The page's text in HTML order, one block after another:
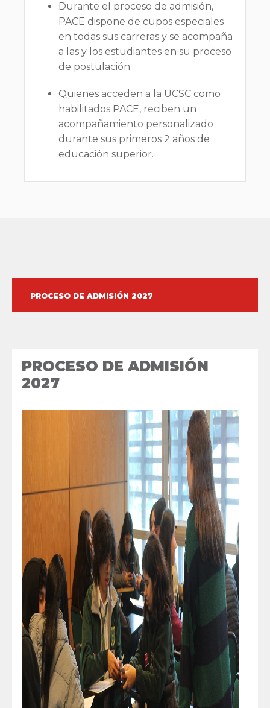
Durante el proceso de admisión,
PACE dispone de cupos especiales
en todas sus carreras y se acompaña
a las y los estudiantes en su proceso
de postulación.
Quienes acceden a la UCSC como
habilitados PACE, reciben un
acompañamiento personalizado
durante sus primeros 2 años de
educación superior.
PROCESO DE ADMISIÓN 2027
PROCESO DE ADMISIÓN
2027